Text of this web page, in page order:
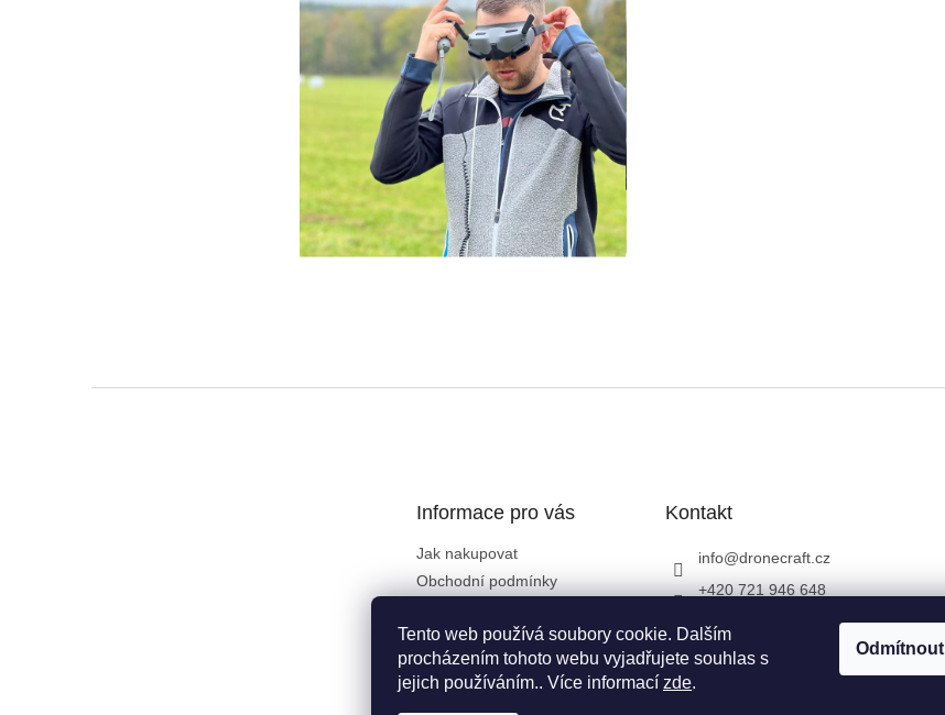
Tento web používá soubory cookie. Dalším
procházením tohoto webu vyjadřujete souhlas s
jejich používáním.. Více informací zde.
Odmítnout
Informace pro vás
Jak nakupovat
Obchodní podmínky
údajů
Kontakty
Kontakt
info@dronecraft.cz
+420 721 946 648
https://www.facebook.co
m/dronecraftcz